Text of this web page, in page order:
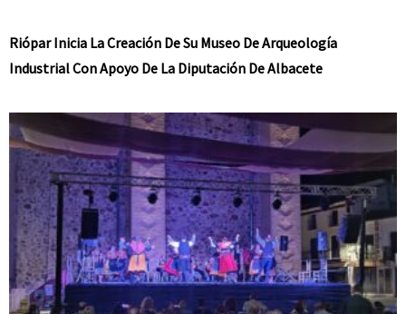
Riópar Inicia La Creación De Su Museo De Arqueología
Industrial Con Apoyo De La Diputación De Albacete